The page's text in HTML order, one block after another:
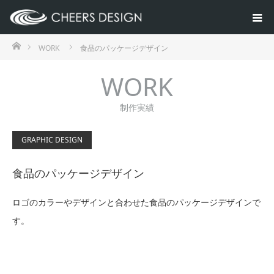
ホームWORK 食品のパッケージデザイン
WORK
制作実績
GRAPHIC DESIGN
食品のパッケージデザイン
ロゴのカラーやデザインと合わせた食品のパッケージデザインで
す。